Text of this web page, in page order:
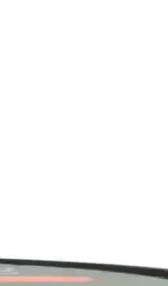
yenilikçi bir ürün.